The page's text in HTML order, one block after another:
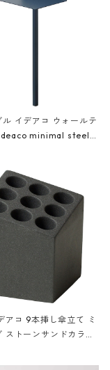
ル イデアコ ウォールテ
minimal steel f
Table B5 ネイビー
アコ 9本挿し傘立て ミ
ストーンサンドカラー
Umbrella Stand CUB
サンドブラック